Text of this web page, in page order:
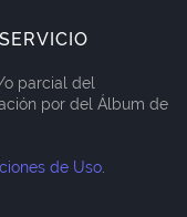
o parcial del
por del Álbum de
de Uso.